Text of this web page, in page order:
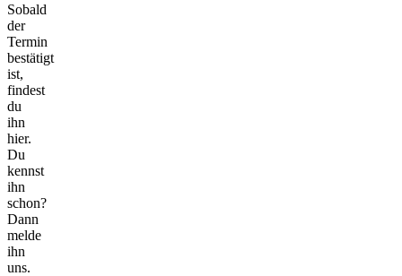
Sobald
der
Termin
bestätigt
ist,
findest
du
ihn
hier.
Du
kennst
ihn
schon?
Dann
melde
ihn
uns.